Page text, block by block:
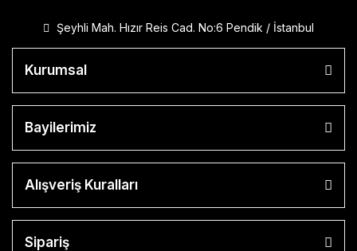
Şeyhli Mah. Hızır Reis Cad. No:6 Pendik / İstanbul
Kurumsal
Bayilerimiz
Alışveriş Kuralları
Sipariş